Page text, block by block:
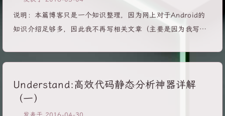
原型设计工具，该软件的出现为移动交互设计领域增添了又一
款强有力的生产力工具，是由Framer.js建立，一个快速原型技
移动设备上运行。 通过该软件，设计师可以快速导入
强大的动画编辑能力，可以快速简单的添加个中动画，使你的
交互原型设计更形象。 很不幸，该软件目前只有Mac版本，而
且价钱不菲，价值人民币800多元，有钱的朋友可以出手，没
说明：本篇博客只是一个知识整理，因为网上对于Android的
知识介绍足够多，因此我不再写相关文章（主要是因为我写的
正常销毁的生命周期和调用函数及其使用方法； Android
Training - 详解Activity生命周期(Lesson 1 - 启动与销毁
Activity) Android Training - 详解Activity生命周期(Lesson
Understand:高效代码静态分析神器详解
（一）